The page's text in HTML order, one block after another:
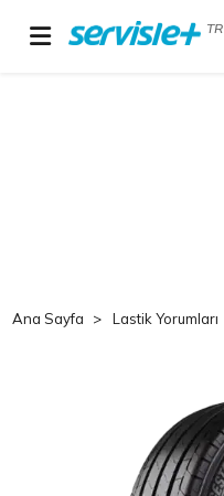
TR
Ana Sayfa Lastik Yorumları